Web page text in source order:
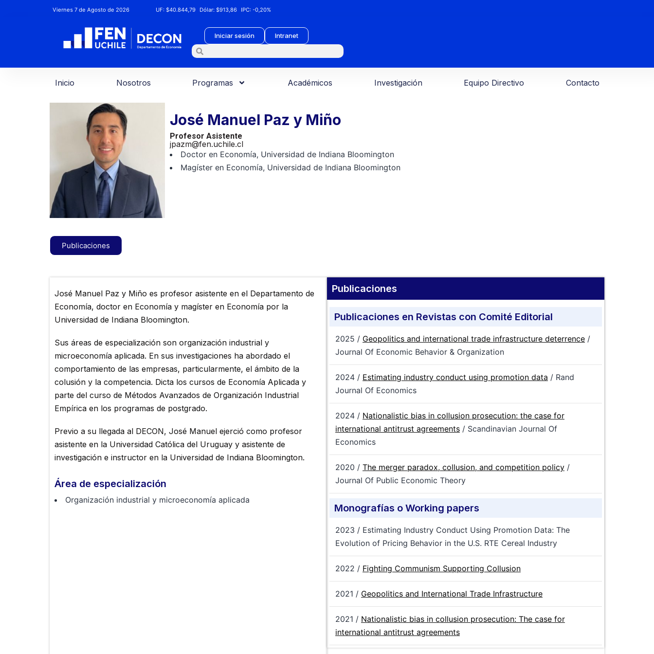
Viernes 7 de Agosto de 2026 UF:$40.844,79 Dólar:$913,86 IPC:-0,20%
Iniciar sesión Intranet
Inicio Nosotros Programas Académicos Investigación Equipo Directivo Contacto
José Manuel Paz y Miño
Profesor Asistente
jpazm@fen.uchile.cl
Doctor en Economía, Universidad de Indiana Bloomington
Magíster en Economía, Universidad de Indiana Bloomington
Publicaciones
José Manuel Paz y Miño es profesor asistente en el Departamento de
Economía, doctor en Economía y magíster en Economía por la
Universidad de Indiana Bloomington.
Sus áreas de especialización son organización industrial y
microeconomía aplicada. En sus investigaciones ha abordado el
comportamiento de las empresas, particularmente, el ámbito de la
colusión y la competencia. Dicta los cursos de Economía Aplicada y
parte del curso de Métodos Avanzados de Organización Industrial
Empírica en los programas de postgrado.
Previo a su llegada al DECON, José Manuel ejerció como profesor
asistente en la Universidad Católica del Uruguay y asistente de
investigación e instructor en la Universidad de Indiana Bloomington.
Área de especialización
Organización industrial y microeconomía aplicada
Publicaciones
Publicaciones en Revistas con Comité Editorial
2025 / Geopolitics and international trade infrastructure deterrence /
Journal Of Economic Behavior & Organization
2024 / Estimating industry conduct using promotion data / Rand
Journal Of Economics
2024 / Nationalistic bias in collusion prosecution: the case for
international antitrust agreements / Scandinavian Journal Of
Economics
2020 / The merger paradox, collusion, and competition policy /
Journal Of Public Economic Theory
Monografías o Working papers
2023 / Estimating Industry Conduct Using Promotion Data: The
Evolution of Pricing Behavior in the U.S. RTE Cereal Industry
2022 / Fighting Communism Supporting Collusion
2021 / Geopolitics and International Trade Infrastructure
2021 / Nationalistic bias in collusion prosecution: The case for
international antitrust agreements